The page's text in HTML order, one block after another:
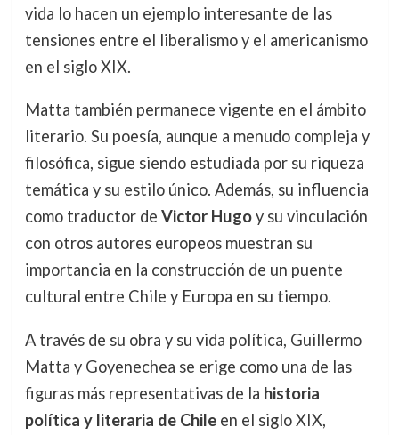
vida lo hacen un ejemplo interesante de las
tensiones entre el liberalismo y el americanismo
en el siglo XIX.
Matta también permanece vigente en el ámbito
literario. Su poesía, aunque a menudo compleja y
filosófica, sigue siendo estudiada por su riqueza
temática y su estilo único. Además, su influencia
como traductor de Victor Hugoy su vinculación
con otros autores europeos muestran su
importancia en la construcción de un puente
cultural entre Chile y Europa en su tiempo.
A través de su obra y su vida política, Guillermo
Matta y Goyenechea se erige como una de las
figuras más representativas de la historia
política y literaria de Chileen el siglo XIX,